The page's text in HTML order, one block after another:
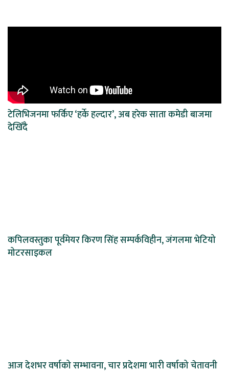
टेलिभिजनमा फर्किए ‘हर्के हल्दार’, अब हरेक साता कमेडी बाजमा
देखिँदै
कपिलवस्तुका पूर्वमेयर किरण सिंह सम्पर्कविहीन, जंगलमा भेटियो
मोटरसाइकल
आज देशभर वर्षाको सम्भावना, चार प्रदेशमा भारी वर्षाको चेतावनी